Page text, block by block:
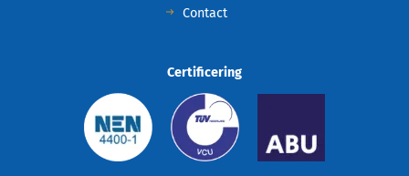
Contact
Certificering